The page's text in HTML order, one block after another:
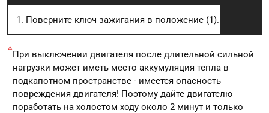
Поверните ключ зажигания в положение (1).
При выключении двигателя после длительной сильной
нагрузки может иметь место аккумуляция тепла в
подкапотном пространстве - имеется опасность
повреждения двигателя! Поэтому дайте двигателю
поработать на холостом ходу около 2 минут и только